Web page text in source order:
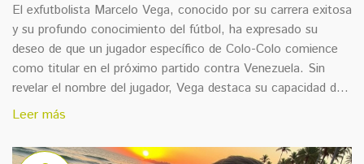
El exfutbolista Marcelo Vega, conocido por su carrera exitosa
y su profundo conocimiento del fútbol, ha expresado su
deseo de que un jugador específico de Colo-Colo comience
como titular en el próximo partido contra Venezuela. Sin
revelar el nombre del jugador, Vega destaca su capacidad de
impacto y subraya la importancia de su inclusión en el equipo.
chileno.
Leer más